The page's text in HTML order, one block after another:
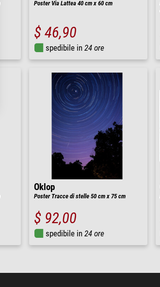
Poster Via Lattea 40 cm x 60 cm
$ 46,90
spedibile in 24 ore
Oklop
Poster Tracce di stelle 50 cm x 75 cm
$ 92,00
spedibile in 24 ore